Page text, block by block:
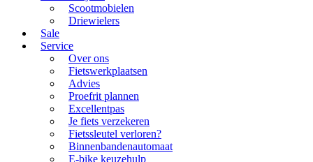
Scootmobielen
Driewielers
Sale
Service
Over ons
Fietswerkplaatsen
Advies
Proefrit plannen
Excellentpas
Je fiets verzekeren
Fietssleutel verloren?
Binnenbandenautomaat
E-bike keuzehulp